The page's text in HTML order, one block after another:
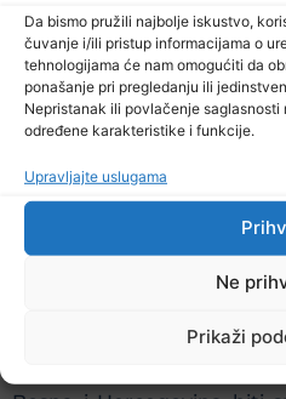
Da bismo pružili najbolje iskustvo,
čuvanje i/ili pristup informacijama o
tehnologijama će nam omogućiti da
ponašanje pri pregledanju ili
Nepristanak ili povlačenje
određene karakteristike i funkcije.
Upravljajte uslugama
Ne
Prikaži
Razlog je, ističu, što je
sa uvođenjem 4G
da Politika ne sadrži